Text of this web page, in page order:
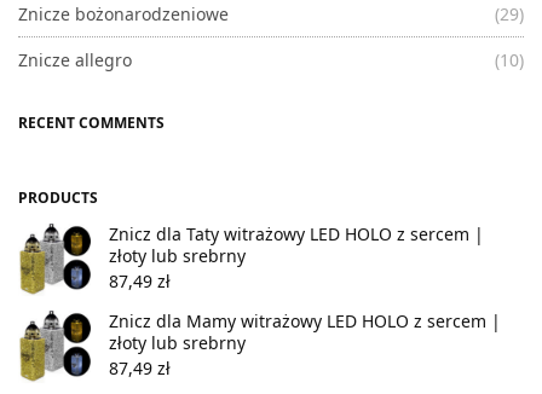
Znicze bożonarodzeniowe
(29)
Znicze allegro
(10)
RECENT COMMENTS
PRODUCTS
Znicz dla Taty witrażowy LED HOLO z sercem |
złoty lub srebrny
87,49 zł
Znicz dla Mamy witrażowy LED HOLO z sercem |
złoty lub srebrny
87,49 zł